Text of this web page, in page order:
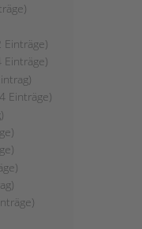
Einträge)